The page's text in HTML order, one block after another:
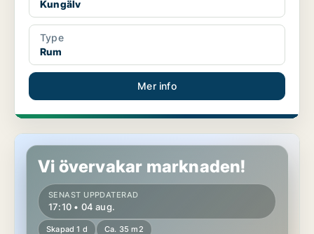
Kungälv
Type
Rum
Mer info
Rum i Kungälv
Vi övervakar marknaden!
SENAST UPPDATERAD
17:10 • 04 aug.
Skapad 1 d Ca. 35 m2